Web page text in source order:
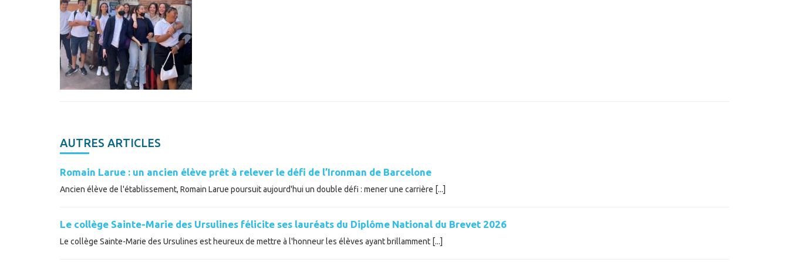
AUTRES ARTICLES
Romain Larue : un ancien élève prêt à relever le défi de l’Ironman de Barcelone
Ancien élève de l'établissement, Romain Larue poursuit aujourd'hui un double défi : mener une carrière [...]
Le collège Sainte-Marie des Ursulines félicite ses lauréats du Diplôme National du Brevet 2026
Le collège Sainte-Marie des Ursulines est heureux de mettre à l'honneur les élèves ayant brillamment [...]